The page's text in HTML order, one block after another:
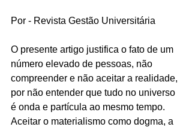
Por - Revista Gestão Universitária
O presente artigo justifica o fato de um
número elevado de pessoas, não
compreender e não aceitar a realidade,
por não entender que tudo no universo
é onda e partícula ao mesmo tempo.
Aceitar o materialismo como dogma, a